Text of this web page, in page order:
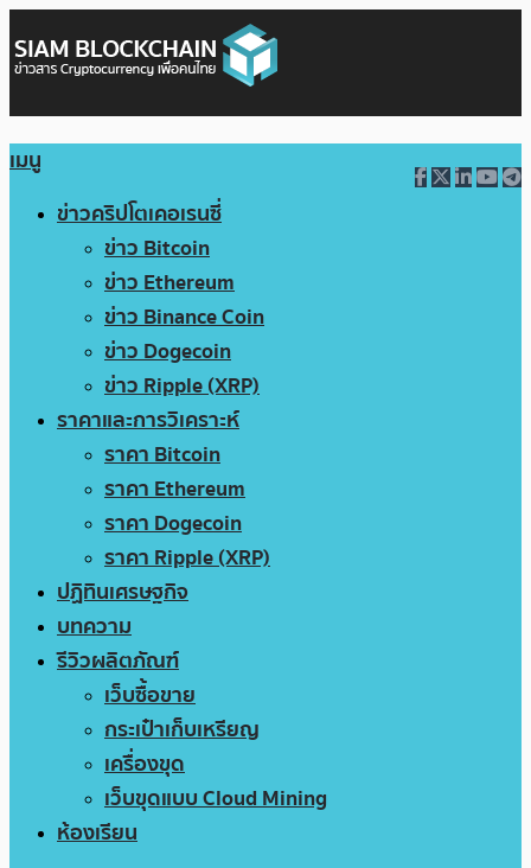
เมนู
ข่าวคริปโตเคอเรนซี่
ข่าว Bitcoin
ข่าว Ethereum
ข่าว Binance Coin
ข่าว Dogecoin
ข่าว Ripple (XRP)
ราคาและการวิเคราะห์
ราคา Bitcoin
ราคา Ethereum
ราคา Dogecoin
ราคา Ripple (XRP)
ปฏิทินเศรษฐกิจ
บทความ
รีวิวผลิตภัณฑ์
เว็บซื้อขาย
กระเป๋าเก็บเหรียญ
เครื่องขุด
เว็บขุดแบบ Cloud Mining
ห้องเรียน